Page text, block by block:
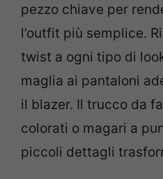
pezzo chiave per
l’outfit più semplice.
twist a ogni tipo di
maglia ai pantaloni
il blazer. Il trucco da
colorati o magari a
piccoli dettagli